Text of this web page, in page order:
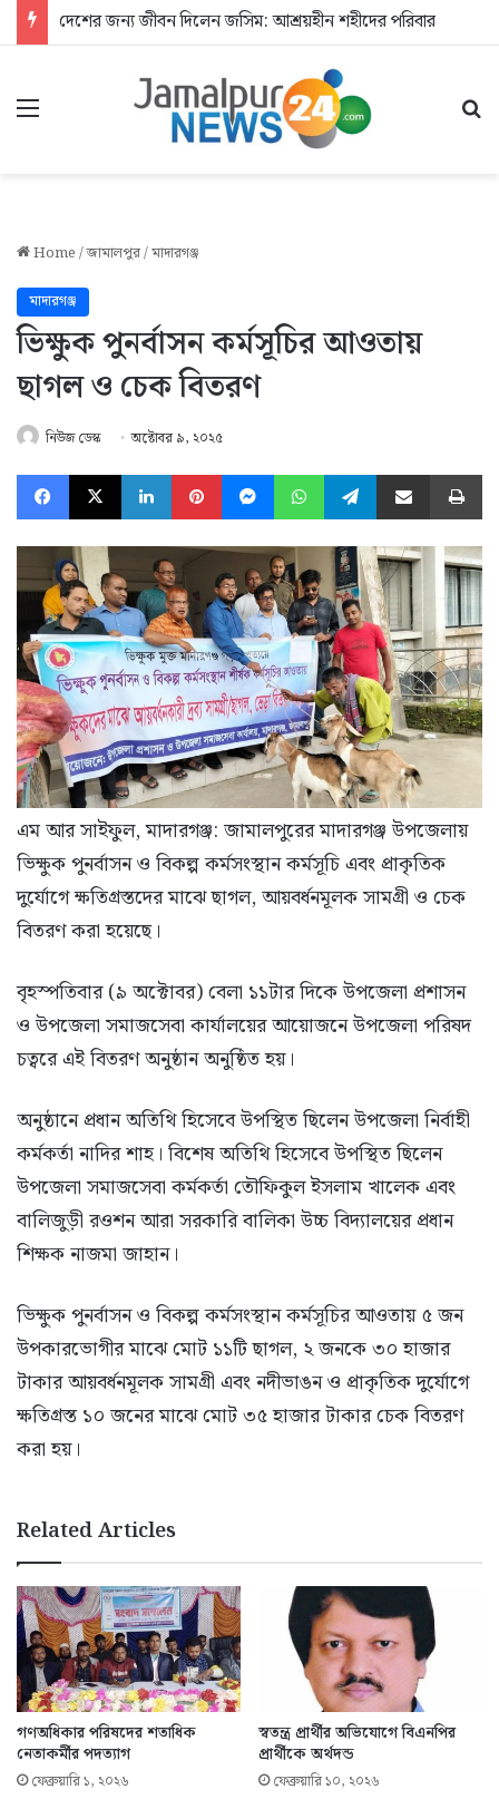
দেশের জন্য জীবন দিলেন জসিম: আশ্রয়হীন শহীদের পরিবার
Menu
Home/জামালপুর/মাদারগঞ্জ
মাদারগঞ্জ
ভিক্ষুক পুনর্বাসন কর্মসূচির আওতায়
ছাগল ও চেক বিতরণ
নিউজ ডেস্ক অক্টোবর ৯, ২০২৫
Facebook
X LinkedInPinterestMessengerWhatsAppTelegramShare via Email
এম আর সাইফুল, মাদারগঞ্জ: জামালপুরের মাদারগঞ্জ উপজেলায়
ভিক্ষুক পুনর্বাসন ও বিকল্প কর্মসংস্থান কর্মসূচি এবং প্রাকৃতিক
দুর্যোগে ক্ষতিগ্রস্তদের মাঝে ছাগল, আয়বর্ধনমূলক সামগ্রী ও চেক
বিতরণ করা হয়েছে।
বৃহস্পতিবার (৯ অক্টোবর) বেলা ১১টার দিকে উপজেলা প্রশাসন
ও উপজেলা সমাজসেবা কার্যালয়ের আয়োজনে উপজেলা পরিষদ
চত্বরে এই বিতরণ অনুষ্ঠান অনুষ্ঠিত হয়।
অনুষ্ঠানে প্রধান অতিথি হিসেবে উপস্থিত ছিলেন উপজেলা নির্বাহী
কর্মকর্তা নাদির শাহ। বিশেষ অতিথি হিসেবে উপস্থিত ছিলেন
উপজেলা সমাজসেবা কর্মকর্তা তৌফিকুল ইসলাম খালেক এবং
বালিজুড়ী রওশন আরা সরকারি বালিকা উচ্চ বিদ্যালয়ের প্রধান
শিক্ষক নাজমা জাহান।
ভিক্ষুক পুনর্বাসন ও বিকল্প কর্মসংস্থান কর্মসূচির আওতায় ৫ জন
উপকারভোগীর মাঝে মোট ১১টি ছাগল, ২ জনকে ৩০ হাজার
টাকার আয়বর্ধনমূলক সামগ্রী এবং নদীভাঙন ও প্রাকৃতিক দুর্যোগে
ক্ষতিগ্রস্ত ১০ জনের মাঝে মোট ৩৫ হাজার টাকার চেক বিতরণ
করা হয়।
Related Articles
গণঅধিকার পরিষদের শতাধিক
নেতাকর্মীর পদত্যাগ
ফেব্রুয়ারি ১, ২০২৬
স্বতন্ত্র প্রার্থীর অভিযোগে বিএনপির
প্রার্থীকে অর্থদন্ড
ফেব্রুয়ারি ১০, ২০২৬